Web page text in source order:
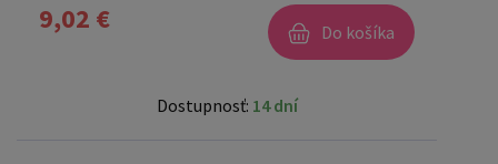
9,02 € Do košíka
Dostupnosť: 14 dní